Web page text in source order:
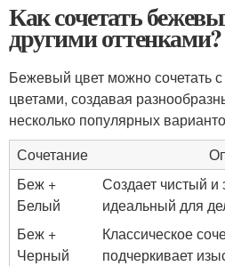
Как сочетать
другими оттенками?
Бежевый цвет можно сочетать
цветами, создавая
несколько популярных
Сочетание
Беж +
Белый
Создает чистый и
идеальный для
Беж +
Черный
Классическое
подчеркивает